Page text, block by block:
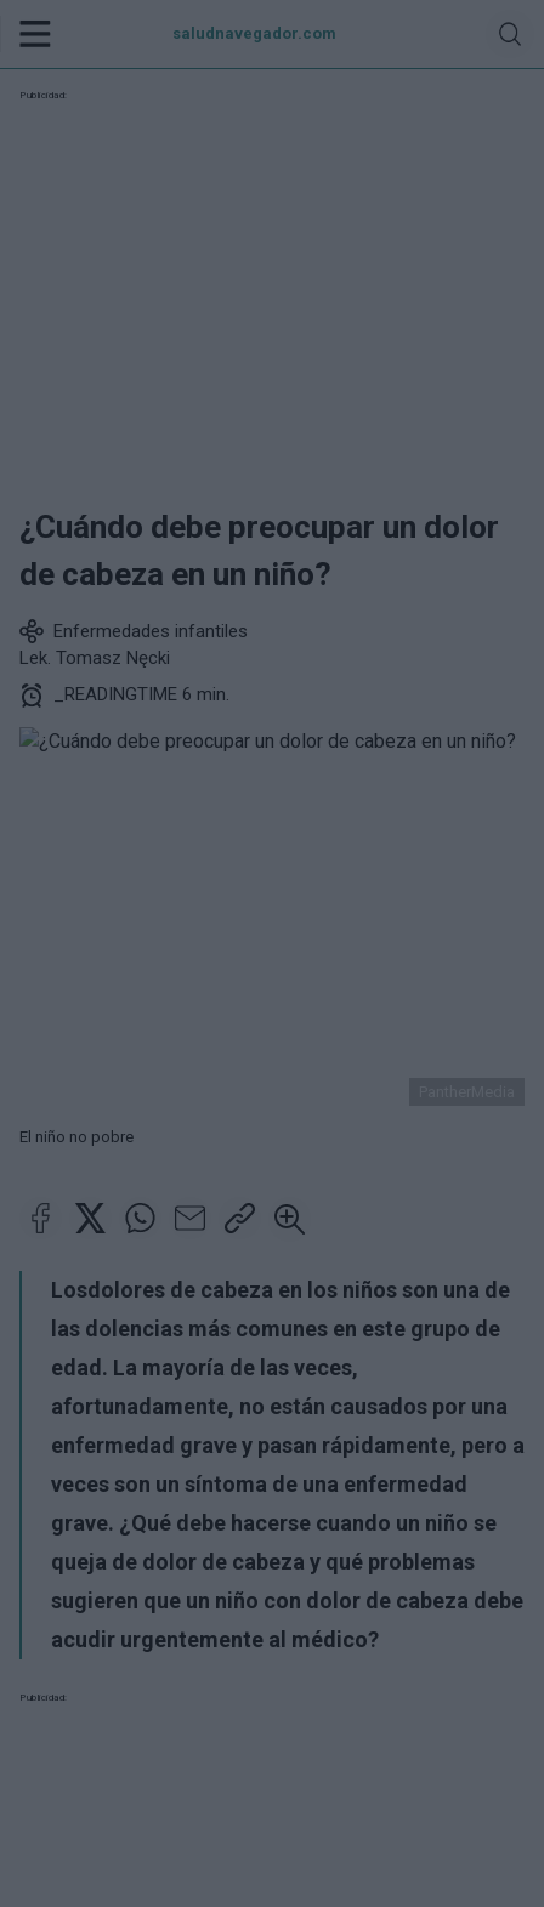
saludnavegador.com
Publicidad:
¿Cuándo debe preocupar un dolor
de cabeza en un niño?
Enfermedades infantiles
Lek. Tomasz Nęcki
_READINGTIME 6 min.
El niño no pobre
Losdolores de cabeza en los niños son una de
las dolencias más comunes en este grupo de
edad. La mayoría de las veces,
afortunadamente, no están causados por una
enfermedad grave y pasan rápidamente, pero a
veces son un síntoma de una enfermedad
grave. ¿Qué debe hacerse cuando un niño se
queja de dolor de cabeza y qué problemas
sugieren que un niño con dolor de cabeza debe
acudir urgentemente al médico?
Publicidad: